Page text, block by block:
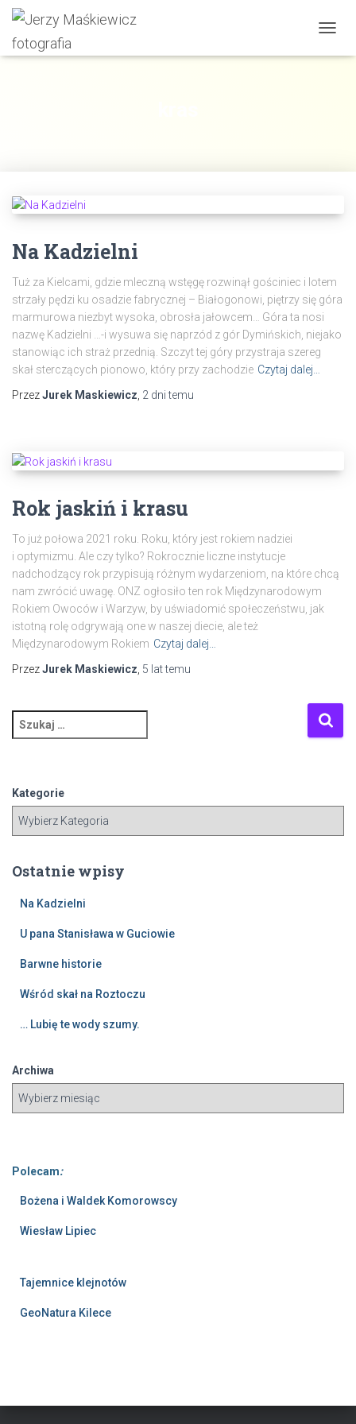
Na Kadzielni
Tuż za Kielcami, gdzie mleczną wstęgę rozwinął gościniec i lotem
strzały pędzi ku osadzie fabrycznej – Białogonowi, piętrzy się góra
marmurowa niezbyt wysoka, obrosła jałowcem… Góra ta nosi
nazwę Kadzielni …-i wysuwa się naprzód z gór Dymińskich, niejako
stanowiąc ich straż przednią. Szczyt tej góry przystraja szereg
skał sterczących pionowo, który przy zachodzie Czytaj dalej…
PrzezJurek Maskiewicz, 2 dnitemu
Rok jaskiń i krasu
To już połowa 2021 roku. Roku, który jest rokiem nadziei
i optymizmu. Ale czy tylko? Rokrocznie liczne instytucje
nadchodzący rok przypisują różnym wydarzeniom, na które chcą
nam zwrócić uwagę. ONZ ogłosiło ten rok Międzynarodowym
Rokiem Owoców i Warzyw, by uświadomić społeczeństwu, jak
istotną rolę odgrywają one w naszej diecie, ale też
Międzynarodowym Rokiem Czytaj dalej…
PrzezJurek Maskiewicz 5 lattemu
z
a
j
Kategorie
Ostatnie wpisy
Na Kadzielni
U pana Stanisława w Guciowie
Barwne historie
Wśród skał na Roztoczu
… Lubię te wody szumy.
Archiwa
Polecam:
Bożena i Waldek Komorowscy
Wiesław Lipiec
Tajemnice klejnotów
GeoNatura Kilece